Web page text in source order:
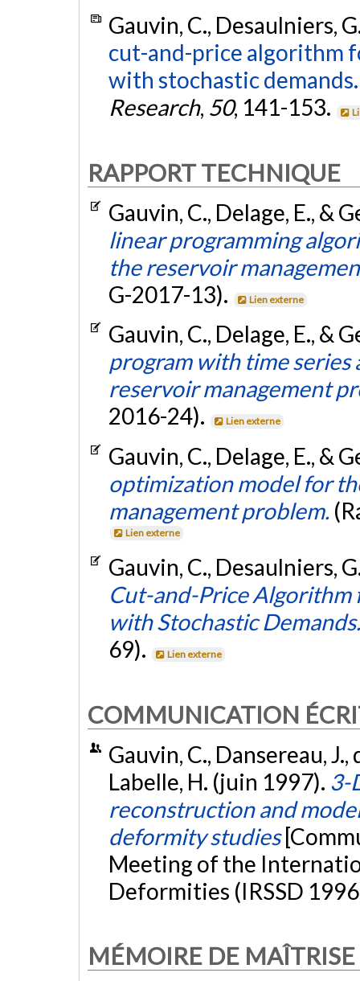
Gauvin, C., Desaulniers,
cut-and-price algorithm
with stochastic demands.
Research, 50, 141-153.
RAPPORT TECHNIQUE
Gauvin, C., Delage, E., &
linear programming
the reservoir
G-2017-13).
Lien externe
Gauvin, C., Delage, E., &
program with time series
reservoir management
2016-24).
Lien externe
Gauvin, C., Delage, E., &
optimization model for
management problem.
Lien externe
Gauvin, C., Desaulniers,
Cut-and-Price Algorithm
with Stochastic
69).
Lien externe
COMMUNICATION
Gauvin, C., Dansereau, J.,
Labelle, H. (juin 1997). 3-
reconstruction and
deformity studies
Meeting of the
Deformities (IRSSD
MÉMOIRE DE MAÎTRISE